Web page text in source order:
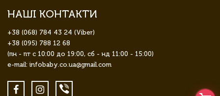
НАШІ КОНТАКТИ
+38 (068) 784 43 24 (Viber)
+38 (095) 788 12 68
(пн - пт с 10:00 до 19:00, сб - нд 11:00 - 15:00)
e-mail: infobaby.co.ua@gmail.com